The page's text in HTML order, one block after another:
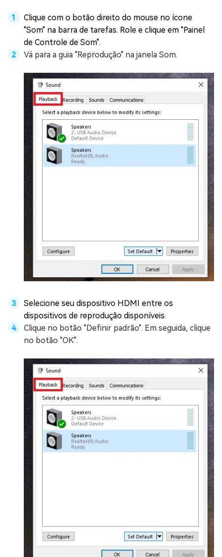
Clique com o botão direito do mouse no ícone
"Som" na barra de tarefas. Role e clique em "Painel
de Controle de Som".
Vá para a guia "Reprodução" na janela Som.
Selecione seu dispositivo HDMI entre os
dispositivos de reprodução disponíveis.
Clique no botão "Definir padrão". Em seguida, clique
no botão "OK".